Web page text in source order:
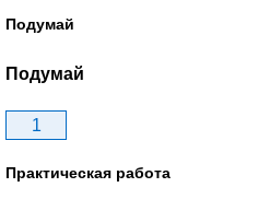
Подумай
Подумай
1
Практическая работа